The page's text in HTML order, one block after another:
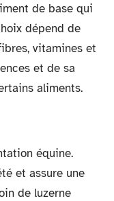
de base qui
dépend de
vitamines et
et de sa
aliments.
équine.
et assure une
de luzerne